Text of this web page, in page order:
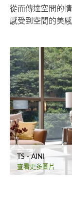
從而傳達空間的
感受到空間的美
TS - AINI
查看更多圖片